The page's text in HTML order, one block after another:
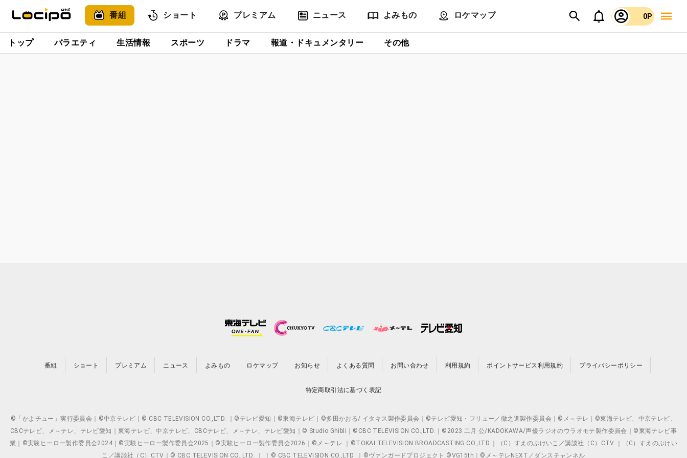
番組 ショート プレミアム ニュース よみもの ロケマップ 0P
トップ バラエティ 生活情報 スポーツ ドラマ 報道・ドキュメンタリー その他
番組 ショート プレミアム ニュース よみもの ロケマップ お知らせ よくある質問 お問い合わせ 利用規約 ポイントサービス利用規約 プライバシーポリシー
特定商取引法に基づく表記
©「かよチュー」実行委員会｜©中京テレビ｜© CBC TELEVISION CO.,LTD. ｜©テレビ愛知｜©東海テレビ｜©多田かおる/ イタキス製作委員会｜©テレビ愛知・フリュー／徹之進製作委員会｜©メ～テレ｜©東海テレビ、中京テレビ、
CBCテレビ、メ～テレ、テレビ愛知｜東海テレビ、中京テレビ、CBCテレビ、メ～テレ、テレビ愛知｜© Studio Ghibli｜©CBC TELEVISION CO.,LTD.｜©2023 二月 公/KADOKAWA/声優ラジオのウラオモテ製作委員会｜©東海テレビ事
業｜©実験ヒーロー製作委員会2024｜©実験ヒーロー製作委員会2025｜©実験ヒーロー製作委員会2026｜©メ～テレ ｜©TOKAI TELEVISION BROADCASTING CO.,LTD.｜（C）すえのぶけいこ／講談社（C）CTV ｜（C）すえのぶけい
こ／講談社（C）CTV｜© CBC TELEVISION CO.,LTD. ｜ ｜© CBC TELEVISION CO.,LTD. ｜©ヴァンガードプロジェクト ©VG15th｜©メ～テレNEXT／ダンスチャンネル